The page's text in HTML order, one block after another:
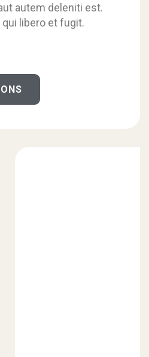
autem deleniti est.
libero et fugit.